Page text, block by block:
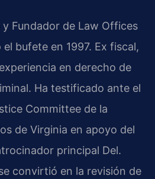
Fundador de Law Offices
el bufete en 1997. Ex fiscal,
en derecho de
Ha testificado ante el
Committee de la
de Virginia en apoyo del
principal Del.
convirtió en la revisión de